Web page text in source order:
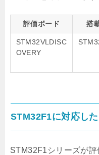
評価ボード 搭
STM32VLDISC
OVERY
STM32F1に対応し
STM32F1シリーズが